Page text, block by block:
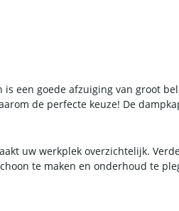
een goede afzuiging van groot
de perfecte keuze! De
uw werkplek overzichtelijk.
te maken en onderhoud te